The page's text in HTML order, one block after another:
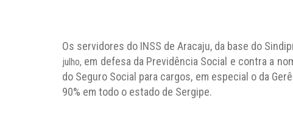
Os servidores do INSS de Aracaju, da base do
julho, em defesa da Previdência Social e contra a
do Seguro Social para cargos, em especial o da
90% em todo o estado de Sergipe.